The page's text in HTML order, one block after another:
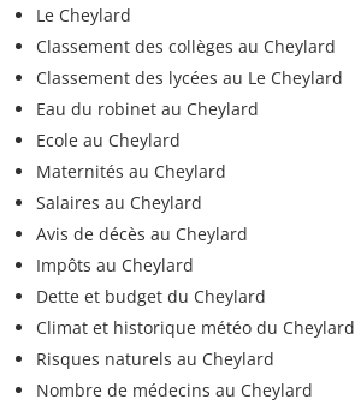
Le Cheylard
Classement des collèges au Cheylard
Classement des lycées au Le Cheylard
Eau du robinet au Cheylard
Ecole au Cheylard
Maternités au Cheylard
Salaires au Cheylard
Avis de décès au Cheylard
Impôts au Cheylard
Dette et budget du Cheylard
Climat et historique météo du Cheylard
Risques naturels au Cheylard
Nombre de médecins au Cheylard